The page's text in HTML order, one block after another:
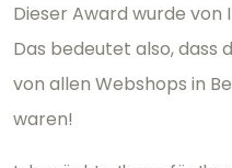
Dieser Award wurde von
Das bedeutet also, dass
von allen Webshops in
waren!